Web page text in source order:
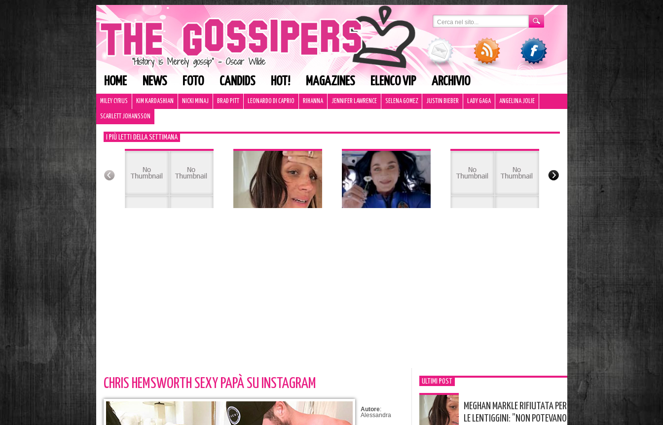
HOME NEWS FOTO CANDIDS HOT! MAGAZINES ELENCO VIP ARCHIVIO
MILEY CYRUS KIM KARDASHIAN NICKI MINAJ BRAD PITT LEONARDO DI CAPRIO RIHANNA JENNIFER LAWRENCE SELENA GOMEZ JUSTIN BIEBER LADY GAGA ANGELINA JOLIE
SCARLETT JOHANSSON
I PIÙ LETTI DELLA SETTIMANA
CHRIS HEMSWORTH SEXY PAPÀ SU INSTAGRAM
Autore:
Alessandra
ULTIMI POST
MEGHAN MARKLE RIFIUTATA PER
LE LENTIGGINI: ”NON POTEVANO